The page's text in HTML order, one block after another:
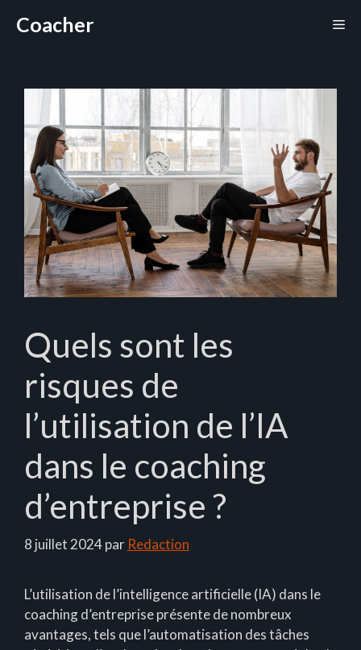
Coacher
Quels sont les
risques de
l’utilisation de l’IA
dans le coaching
d’entreprise ?
8 juillet 2024par Redaction
L’utilisation de l’intelligence artificielle (IA) dans le
coaching d’entreprise présente de nombreux
avantages, tels que l’automatisation des tâches